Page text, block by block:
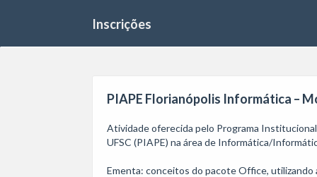
Inscrições
PIAPE Florianópolis Informática –
Atividade oferecida pelo Programa
UFSC (PIAPE) na área de Informática/
Ementa: conceitos do pacote Office,